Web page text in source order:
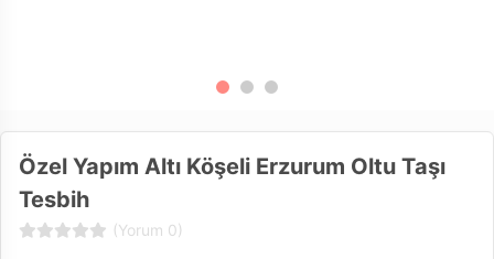
Özel Yapım Altı Köşeli Erzurum Oltu Taşı
Tesbih
(Yorum 0)